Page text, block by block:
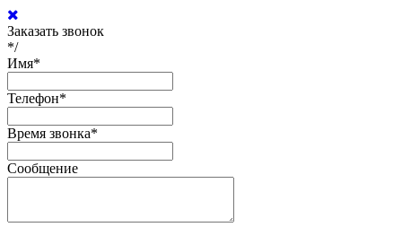
Заказать звонок
*/
Имя*
Телефон*
Время звонка*
Сообщение